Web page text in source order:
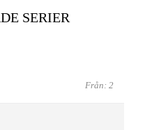
SERIER
Från: 2